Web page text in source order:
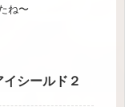
ね〜
シールド２